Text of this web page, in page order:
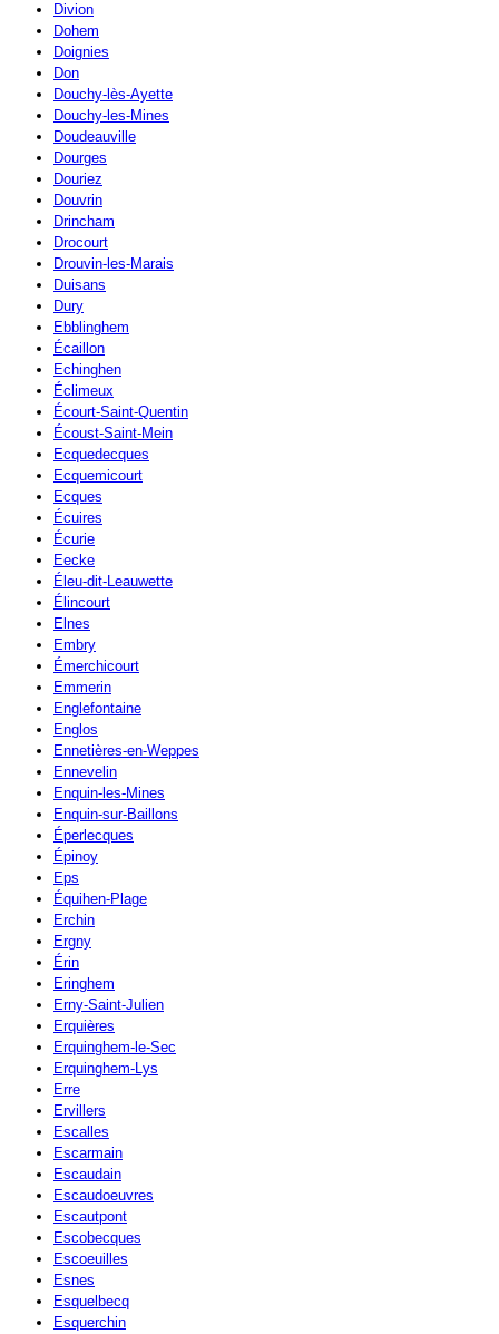
Divion
Dohem
Doignies
Don
Douchy-lès-Ayette
Douchy-les-Mines
Doudeauville
Dourges
Douriez
Douvrin
Drincham
Drocourt
Drouvin-les-Marais
Duisans
Dury
Ebblinghem
Écaillon
Echinghen
Éclimeux
Écourt-Saint-Quentin
Écoust-Saint-Mein
Ecquedecques
Ecquemicourt
Ecques
Écuires
Écurie
Eecke
Éleu-dit-Leauwette
Élincourt
Elnes
Embry
Émerchicourt
Emmerin
Englefontaine
Englos
Ennetières-en-Weppes
Ennevelin
Enquin-les-Mines
Enquin-sur-Baillons
Éperlecques
Épinoy
Eps
Équihen-Plage
Erchin
Ergny
Érin
Eringhem
Erny-Saint-Julien
Erquières
Erquinghem-le-Sec
Erquinghem-Lys
Erre
Ervillers
Escalles
Escarmain
Escaudain
Escaudoeuvres
Escautpont
Escobecques
Escoeuilles
Esnes
Esquelbecq
Esquerchin